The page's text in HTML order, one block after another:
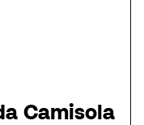
Camisola